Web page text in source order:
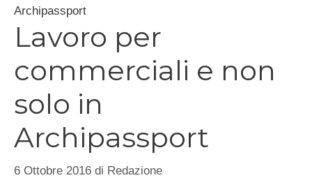
Archipassport
Lavoro per
commerciali e non
solo in
Archipassport
6 Ottobre 2016 di Redazione